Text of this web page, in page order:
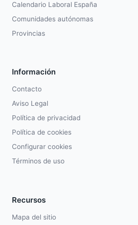
Calendario Laboral España
Comunidades autónomas
Provincias
Información
Contacto
Aviso Legal
Política de privacidad
Política de cookies
Configurar cookies
Términos de uso
Recursos
Mapa del sitio